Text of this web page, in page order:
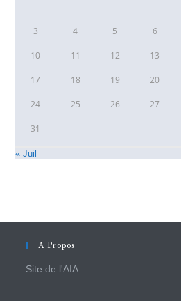
3 4 5 6
10 11 12 13
17 18 19 20
24 25 26 27
31
« Juil
A Propos
Site de l'AIA